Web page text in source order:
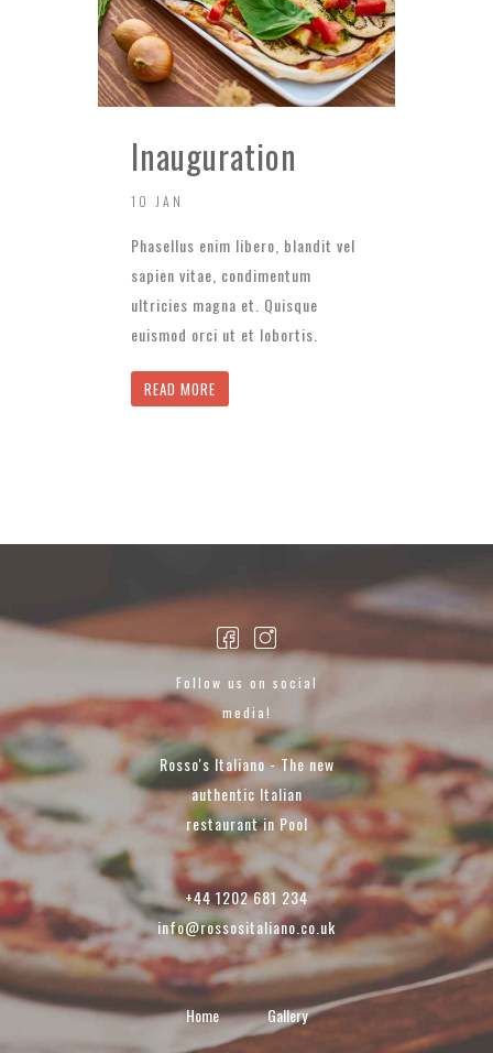
Inauguration
10 JAN
Phasellus enim libero, blandit vel
sapien vitae, condimentum
ultricies magna et. Quisque
euismod orci ut et lobortis.
READ MORE
Follow us on social
media!
Rosso's Italiano - The new
authentic Italian
restaurant in Pool
+44 1202 681 234
info@rossositaliano.co.uk
Home Gallery